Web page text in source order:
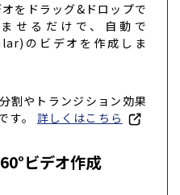
をドラッグ&ドロップで
せるだけで、自動で
のビデオを作成しま
割やトランジション効果
す。 詳しくはこちら
ビデオ作成